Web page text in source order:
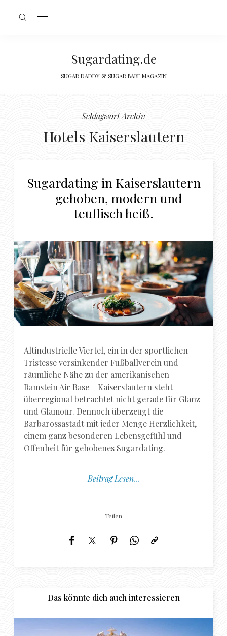
Sugardating.de
SUGAR DADDY & SUGAR BABE MAGAZIN
Schlagwort Archiv
Hotels Kaiserslautern
Sugardating in Kaiserslautern
– gehoben, modern und
teuflisch heiß.
Altindustrielle Viertel, ein in der sportlichen
Tristesse versinkender Fußballverein und
räumliche Nähe zu der amerikanischen
Ramstein Air Base – Kaiserslautern steht
überregional betrachtet nicht gerade für Glanz
und Glamour. Dennoch überzeugt die
Barbarossastadt mit jeder Menge Herzlichkeit,
einem ganz besonderen Lebensgefühl und
Offenheit für gehobenes Sugardating.
Beitrag Lesen...
Teilen
Das könnte dich auch interessieren